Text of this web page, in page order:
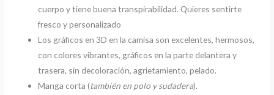
cuerpo y tiene buena transpirabilidad. Quieres sentirte
fresco y personalizado
Los gráficos en 3D en la camisa son excelentes, hermosos,
con colores vibrantes, gráficos en la parte delantera y
trasera, sin decoloración, agrietamiento, pelado.
Manga corta (también en polo y sudadera).